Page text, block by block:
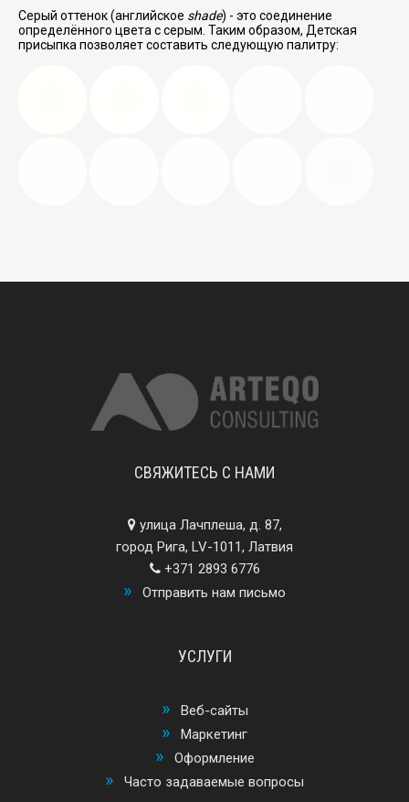
Серый оттенок (английское shade) - это соединение
определённого цвета с серым. Таким образом, Детская
присыпка позволяет составить следующую палитру:
СВЯЖИТЕСЬ С НАМИ
улица Лачплеша, д. 87,
город Рига, LV-1011, Латвия
+371 2893 6776
Отправить нам письмо
УСЛУГИ
Веб-сайты
Маркетинг
Оформление
Часто задаваемые вопросы